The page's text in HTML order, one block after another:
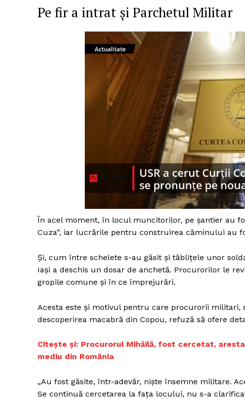
Pe fir a intrat și Parchetul Militar
În acel moment, în locul muncitorilor, pe şantier au
Cuza”, iar lucrările pentru construirea căminului au
Şi, cum între schelete s-au găsit şi tăbliţele unor
Iaşi a deschis un dosar de anchetă. Procurorilor le
gropile comune şi în ce împrejurări.
Acesta este şi motivul pentru care procurorii
descoperirea macabră din Copou, refuză să ofere
Citește și: Procurorul Mihăilă, fost cercetat,
mediu din România
„Au fost găsite, într-adevăr, nişte însemne militare.
Se continuă cercetarea la faţa locului, nu s-a